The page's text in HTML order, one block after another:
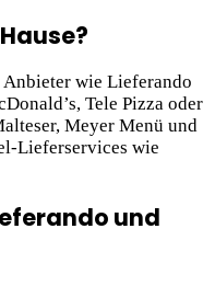
Anbieter wie Lieferando
Tele Pizza oder
Meyer Menü und
Lieferservices wie
und